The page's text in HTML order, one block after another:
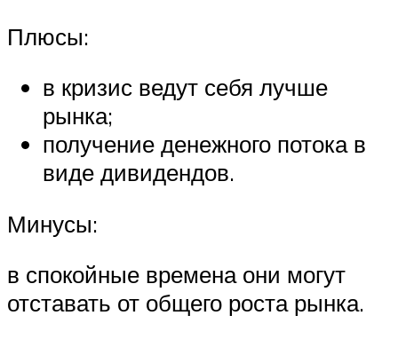
Плюсы:
в кризис ведут себя лучше
рынка;
получение денежного потока в
виде дивидендов.
Минусы:
в спокойные времена они могут
отставать от общего роста рынка.